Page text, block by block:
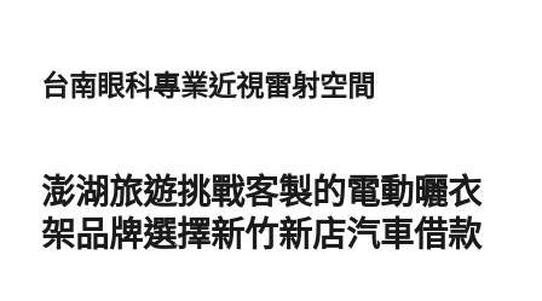
台南眼科專業近視雷射空間
澎湖旅遊挑戰客製的電動曬衣
架品牌選擇新竹新店汽車借款